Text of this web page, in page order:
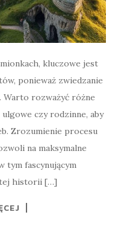
kluczowe jest
ponieważ zwiedzanie
rozważyć różne
czy rodzinne, aby
Zrozumienie procesu
na maksymalne
tym fascynującym
historii […]